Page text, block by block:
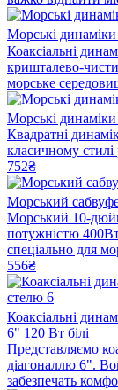
Морські
Коаксіальні
кришталево-
морське
Морські
Квадратні
класичному стилі
752₴
Морський
Морський 10-
потужністю
спеціально для
556₴
Коаксіальні
6" 120 Вт білі
Представляємо
діагоналлю 6".
забезпечать